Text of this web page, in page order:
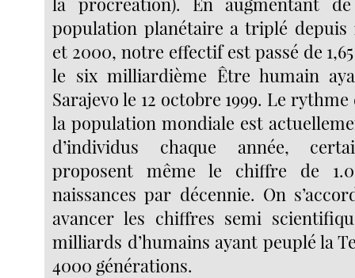
population planétaire a triplé depuis
et 2000, notre effectif est passé de
le six milliardième Être humain
Sarajevo le 12 octobre 1999. Le
la population mondiale est
d’individus chaque année,
proposent même le chiffre de
naissances par décennie. On
avancer les chiffres semi
milliards d’humains ayant peuplé la
4000 générations.